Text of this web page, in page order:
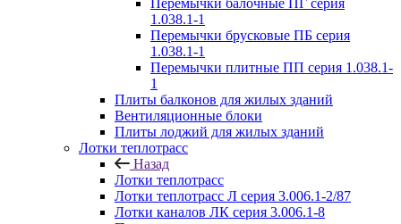
Перемычки балочные ПГ серия
1.038.1-1
Перемычки брусковые ПБ серия
1.038.1-1
Перемычки плитные ПП серия 1.038.1-
1
Плиты балконов для жилых зданий
Вентиляционные блоки
Плиты лоджий для жилых зданий
Лотки теплотрасс
Назад
Лотки теплотрасс
Лотки теплотрасс Л серия 3.006.1-2/87
Лотки каналов ЛК серия 3.006.1-8